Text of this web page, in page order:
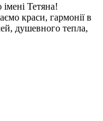
Тетяна!
краси, гармонії в
душевного тепла,